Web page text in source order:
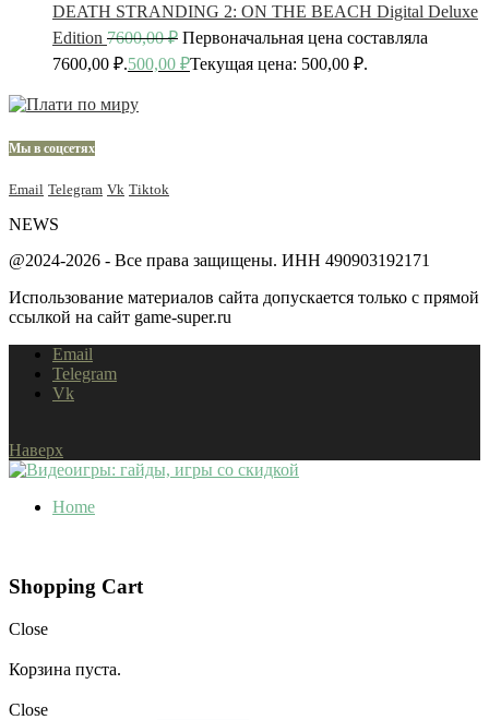
DEATH STRANDING 2: ON THE BEACH Digital Deluxe
Edition 7600,00₽ Первоначальная цена составляла
7600,00 ₽.500,00 ₽Текущая цена: 500,00 ₽.
Мы в соцсетях
Email Telegram Vk Tiktok
NEWS
@2024-2026 - Все права защищены. ИНН 490903192171
Использование материалов сайта допускается только с прямой
ссылкой на сайт game-super.ru
Email
Telegram
Vk
Наверх
Home
Shopping Cart
Close
Корзина пуста.
Close